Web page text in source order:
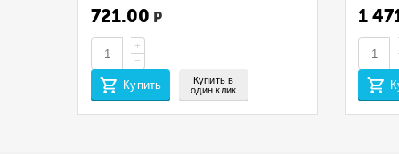
255112 D=32 А4 280ЛИСТОВ 50ШТ
ЧЕРНЫЙ
721.00 Р
+
−
Купить
Купить в
один клик
/
(EUR/
1